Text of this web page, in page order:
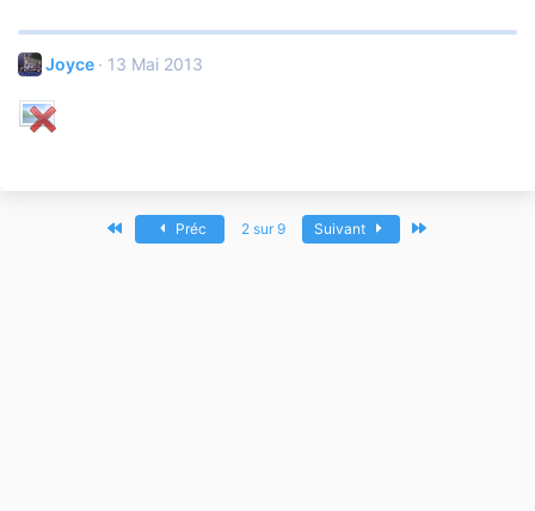
Joyce 13 Mai 2013
Premier Préc 2 sur 9 Suivant